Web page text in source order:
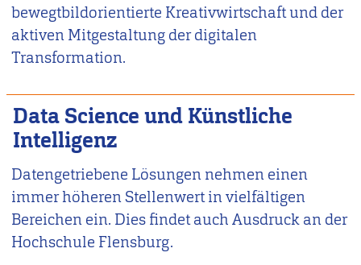
bewegtbildorientierte Kreativwirtschaft und der
aktiven Mitgestaltung der digitalen
Transformation.
Data Science und Künstliche
Intelligenz
Datengetriebene Lösungen nehmen einen
immer höheren Stellenwert in vielfältigen
Bereichen ein. Dies findet auch Ausdruck an der
Hochschule Flensburg.